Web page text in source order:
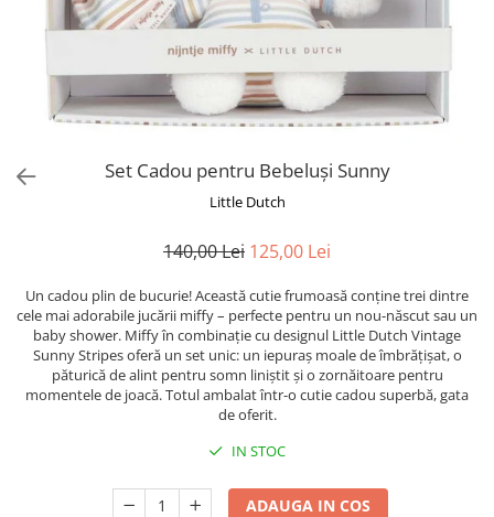
Set Cadou pentru Bebeluși Sunny
Little Dutch
140,00 Lei 125,00 Lei
Un cadou plin de bucurie! Această cutie frumoasă conține trei dintre
cele mai adorabile jucării miffy – perfecte pentru un nou-născut sau un
baby shower. Miffy în combinație cu designul Little Dutch Vintage
Sunny Stripes oferă un set unic: un iepuraș moale de îmbrățișat, o
păturică de alint pentru somn liniștit și o zornăitoare pentru
momentele de joacă. Totul ambalat într-o cutie cadou superbă, gata
de oferit.
IN STOC
ADAUGA IN COS